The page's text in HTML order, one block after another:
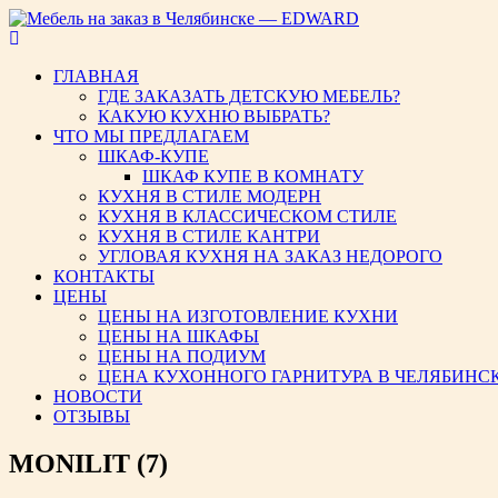
Мебель на заказ в
ГЛАВНАЯ
ГДЕ ЗАКАЗАТЬ ДЕТСКУЮ МЕБЕЛЬ?
КАКУЮ КУХНЮ ВЫБРАТЬ?
ЧТО МЫ ПРЕДЛАГАЕМ
ШКАФ-КУПЕ
ШКАФ КУПЕ В КОМНАТУ
КУХНЯ В СТИЛЕ МОДЕРН
КУХНЯ В КЛАССИЧЕСКОМ СТИЛЕ
КУХНЯ В СТИЛЕ КАНТРИ
УГЛОВАЯ КУХНЯ НА ЗАКАЗ НЕДОРОГО
КОНТАКТЫ
ЦЕНЫ
ЦЕНЫ НА ИЗГОТОВЛЕНИЕ КУХНИ
ЦЕНЫ НА ШКАФЫ
ЦЕНЫ НА ПОДИУМ
ЦЕНА КУХОННОГО ГАРНИТУРА В
НОВОСТИ
ОТЗЫВЫ
MONILIT (7)